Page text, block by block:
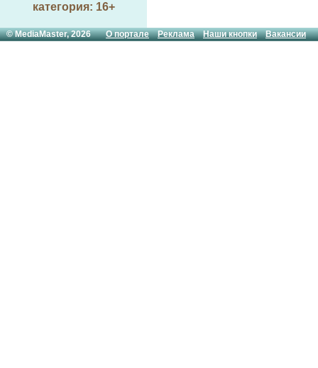
категория: 16+
© MediaMaster, 2026О портале Реклама Наши кнопки Вакансии